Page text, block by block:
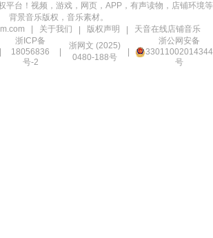
平台！视频，游戏，网页，APP，有声读物，店铺环境等
背景音乐版权，音乐素材。
|
关于我们 | 版权声明 |
天音在线店铺音乐
浙ICP备
18056836
号-2
浙网文 (2025)
0480-188号
浙公网安备
33011002014344
号